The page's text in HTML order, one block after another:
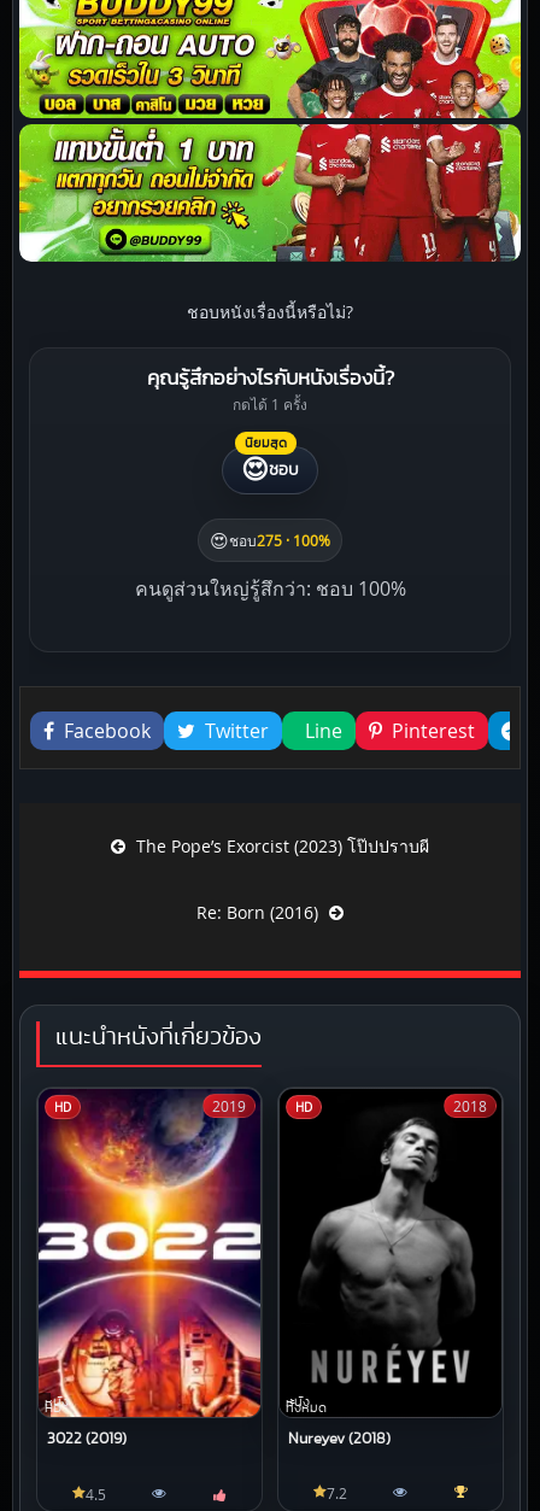
ชอบหนังเรื่องนี้หรือไม่?
คุณรู้สึกอย่างไรกับหนังเรื่องนี้?
กดได้ 1 ครั้ง
นิยมสุด
😍ชอบ
😍ชอบ275 · 100%
คนดูส่วนใหญ่รู้สึกว่า: ชอบ 100%
Liked this
Facebook
Twitter Line Pinterest
Post navigationThe Pope’s Exorcist (2023) โป๊ปปราบผี
Re: Born (2016)
แนะนำหนังที่เกี่ยวข้อง
HD
หนัง
HD
3022 (2019)
2019
4.5
HD
หนัง
ทั้งหมด
Nureyev (2018)
2018
7.2